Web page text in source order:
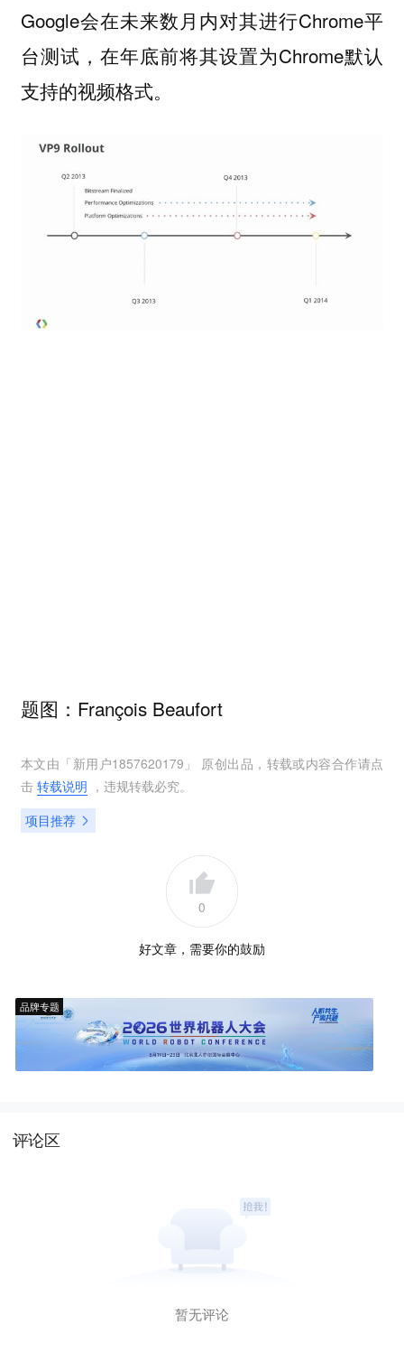
Google会在未来数月内对其进行Chrome平
台测试，在年底前将其设置为Chrome默认
支持的视频格式。
题图：François Beaufort
本文由「 新用户1857620179 」 原创出品，转载或内容合作请点
击 转载说明 ，违规转载必究。
项目推荐
0
好文章，需要你的鼓励
品牌专题
评论区
暂无评论